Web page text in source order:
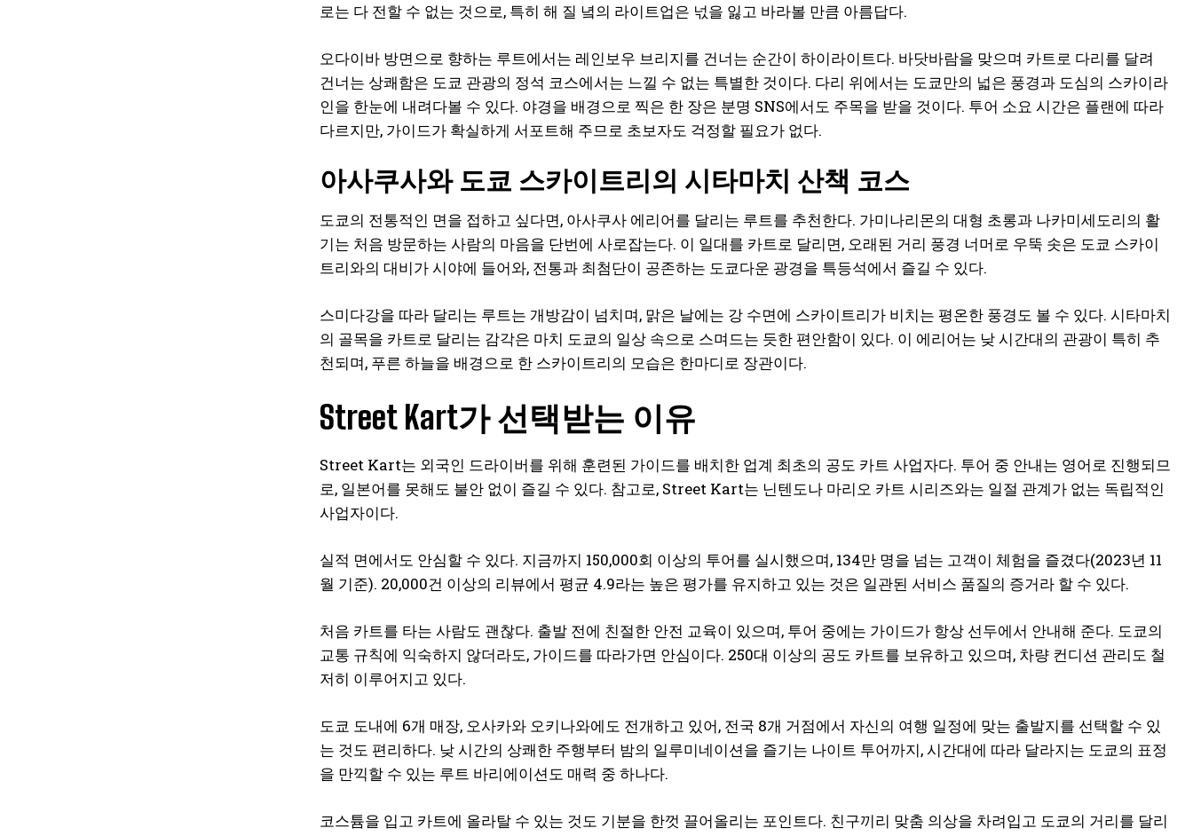
로는 다 전할 수 없는 것으로, 특히 해 질 녘의 라이트업은 넋을 잃고 바라볼 만큼 아름답다.
오다이바 방면으로 향하는 루트에서는 레인보우 브리지를 건너는 순간이 하이라이트다. 바닷바람을 맞으며 카트로 다리를 달려
건너는 상쾌함은 도쿄 관광의 정석 코스에서는 느낄 수 없는 특별한 것이다. 다리 위에서는 도쿄만의 넓은 풍경과 도심의 스카이라
인을 한눈에 내려다볼 수 있다. 야경을 배경으로 찍은 한 장은 분명 SNS에서도 주목을 받을 것이다. 투어 소요 시간은 플랜에 따라
다르지만, 가이드가 확실하게 서포트해 주므로 초보자도 걱정할 필요가 없다.
아사쿠사와 도쿄 스카이트리의 시타마치 산책 코스
도쿄의 전통적인 면을 접하고 싶다면, 아사쿠사 에리어를 달리는 루트를 추천한다. 가미나리몬의 대형 초롱과 나카미세도리의 활
기는 처음 방문하는 사람의 마음을 단번에 사로잡는다. 이 일대를 카트로 달리면, 오래된 거리 풍경 너머로 우뚝 솟은 도쿄 스카이
트리와의 대비가 시야에 들어와, 전통과 최첨단이 공존하는 도쿄다운 광경을 특등석에서 즐길 수 있다.
스미다강을 따라 달리는 루트는 개방감이 넘치며, 맑은 날에는 강 수면에 스카이트리가 비치는 평온한 풍경도 볼 수 있다. 시타마치
의 골목을 카트로 달리는 감각은 마치 도쿄의 일상 속으로 스며드는 듯한 편안함이 있다. 이 에리어는 낮 시간대의 관광이 특히 추
천되며, 푸른 하늘을 배경으로 한 스카이트리의 모습은 한마디로 장관이다.
Street Kart가 선택받는 이유
Street Kart는 외국인 드라이버를 위해 훈련된 가이드를 배치한 업계 최초의 공도 카트 사업자다. 투어 중 안내는 영어로 진행되므
로, 일본어를 못해도 불안 없이 즐길 수 있다. 참고로, Street Kart는 닌텐도나 마리오 카트 시리즈와는 일절 관계가 없는 독립적인
사업자이다.
실적 면에서도 안심할 수 있다. 지금까지 150,000회 이상의 투어를 실시했으며, 134만 명을 넘는 고객이 체험을 즐겼다(2023년 11
월 기준). 20,000건 이상의 리뷰에서 평균 4.9라는 높은 평가를 유지하고 있는 것은 일관된 서비스 품질의 증거라 할 수 있다.
처음 카트를 타는 사람도 괜찮다. 출발 전에 친절한 안전 교육이 있으며, 투어 중에는 가이드가 항상 선두에서 안내해 준다. 도쿄의
교통 규칙에 익숙하지 않더라도, 가이드를 따라가면 안심이다. 250대 이상의 공도 카트를 보유하고 있으며, 차량 컨디션 관리도 철
저히 이루어지고 있다.
도쿄 도내에 6개 매장, 오사카와 오키나와에도 전개하고 있어, 전국 8개 거점에서 자신의 여행 일정에 맞는 출발지를 선택할 수 있
는 것도 편리하다. 낮 시간의 상쾌한 주행부터 밤의 일루미네이션을 즐기는 나이트 투어까지, 시간대에 따라 달라지는 도쿄의 표정
을 만끽할 수 있는 루트 바리에이션도 매력 중 하나다.
코스튬을 입고 카트에 올라탈 수 있는 것도 기분을 한껏 끌어올리는 포인트다. 친구끼리 맞춤 의상을 차려입고 도쿄의 거리를 달리